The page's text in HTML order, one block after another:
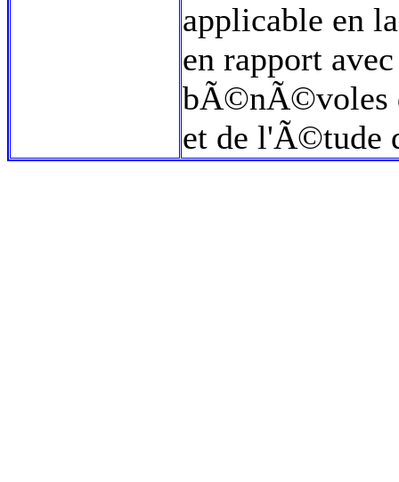
applicable en
en rapport
bÃ©nÃ©voles
et de l'Ã©tude